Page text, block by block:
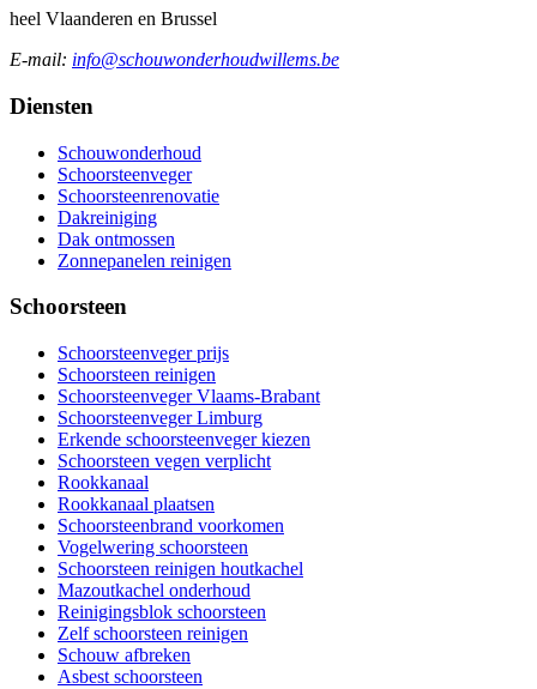
heel Vlaanderen en Brussel
E-mail: info@schouwonderhoudwillems.be
Diensten
Schouwonderhoud
Schoorsteenveger
Schoorsteenrenovatie
Dakreiniging
Dak ontmossen
Zonnepanelen reinigen
Schoorsteen
Schoorsteenveger prijs
Schoorsteen reinigen
Schoorsteenveger Vlaams-Brabant
Schoorsteenveger Limburg
Erkende schoorsteenveger kiezen
Schoorsteen vegen verplicht
Rookkanaal
Rookkanaal plaatsen
Schoorsteenbrand voorkomen
Vogelwering schoorsteen
Schoorsteen reinigen houtkachel
Mazoutkachel onderhoud
Reinigingsblok schoorsteen
Zelf schoorsteen reinigen
Schouw afbreken
Asbest schoorsteen